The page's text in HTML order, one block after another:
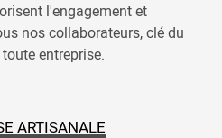
l'engagement et
nos collaborateurs, clé du
entreprise.
ARTISANALE